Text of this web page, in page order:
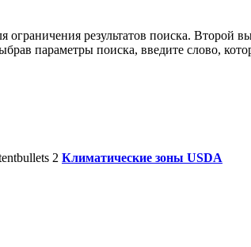
результатов поиска. Второй
параметры поиска, введите слово,
Климатические зоны USDA